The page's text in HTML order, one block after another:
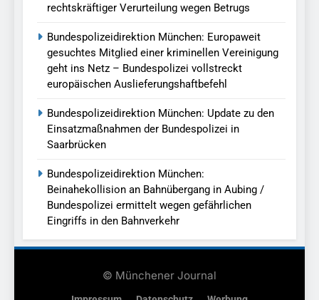
rechtskräftiger Verurteilung wegen Betrugs
Bundespolizeidirektion München: Europaweit
gesuchtes Mitglied einer kriminellen Vereinigung
geht ins Netz – Bundespolizei vollstreckt
europäischen Auslieferungshaftbefehl
Bundespolizeidirektion München: Update zu den
Einsatzmaßnahmen der Bundespolizei in
Saarbrücken
Bundespolizeidirektion München:
Beinahekollision an Bahnübergang in Aubing /
Bundespolizei ermittelt wegen gefährlichen
Eingriffs in den Bahnverkehr
© Münchener Journal